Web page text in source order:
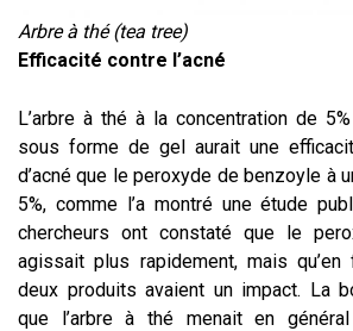
Arbre à thé (tea tree)
Efficacité contre l’acné
L’arbre à thé à la concentration de
sous forme de gel aurait une
d’acné que le peroxyde de benzoyle à
5%, comme l’a montré une étude
chercheurs ont constaté que le
agissait plus rapidement, mais
deux produits avaient un impact. La
que l’arbre à thé menait en